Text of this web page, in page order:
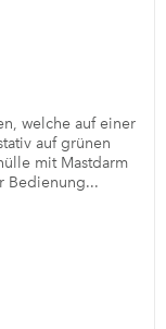
welche auf einer
auf grünen
mit Mastdarm
Bedienung...